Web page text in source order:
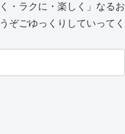
・ラクに・楽しく」なるお
ぞごゆっくりしていってく